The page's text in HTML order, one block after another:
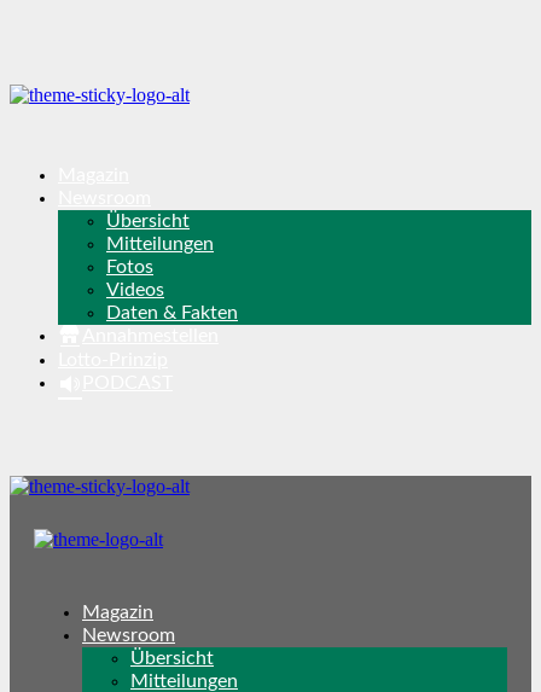
Übersicht
Mitteilungen
Fotos
Videos
Daten & Fakten
Magazin
Newsroom
Übersicht
Mitteilungen